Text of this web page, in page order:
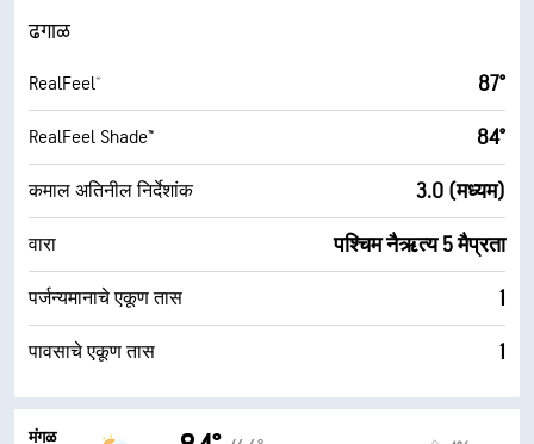
ढगाळ
RealFeel® 87°
RealFeel Shade™ 84°
कमाल अतिनील निर्देशांक 3.0 (मध्यम)
वारा पश्चिम नैऋत्य 5 मैप्रता
पर्जन्यमानाचे एकूण तास 1
पावसाचे एकूण तास 1
मंगळ